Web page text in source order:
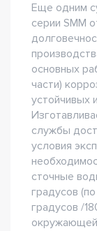
Еще одним
серии SMM
основных
части)
устойчивых
службы
условия
сточные
градусов
градусов /